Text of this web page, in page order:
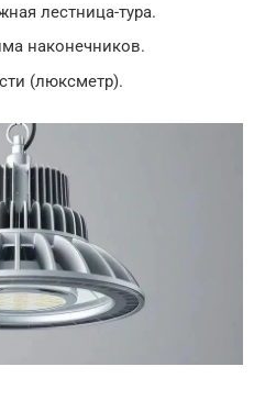
лестница-тура.
наконечников.
(люксметр).